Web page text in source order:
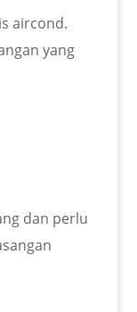
aircond.
yang
dan perlu